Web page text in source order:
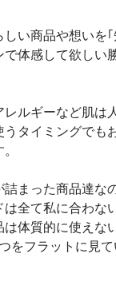
い商品や想いを｢
体感して欲しい
ルギーなど肌は
タイミングでも
まった商品達な
全て私に合わな
体質的に使えな
をフラットに見